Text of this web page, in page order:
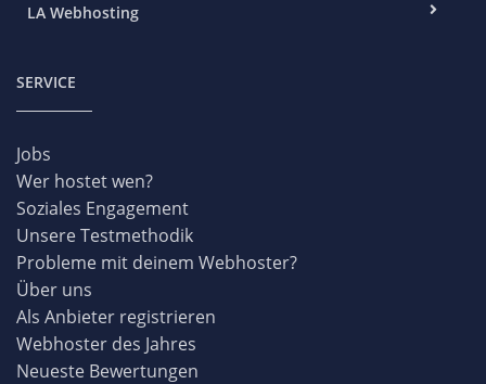
LA Webhosting
SERVICE
Jobs
Wer hostet wen?
Soziales Engagement
Unsere Testmethodik
Probleme mit deinem Webhoster?
Über uns
Als Anbieter registrieren
Webhoster des Jahres
Neueste Bewertungen